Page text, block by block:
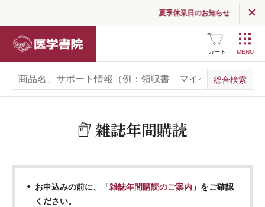
夏季休業日のお知らせ
カート
雑誌年間購読
お申込みの前に、「雑誌年間購読のご案内 」をご確認
ください。